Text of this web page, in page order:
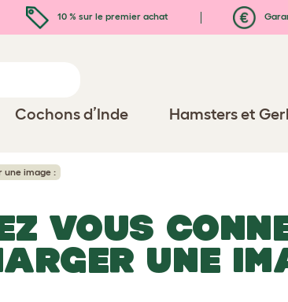
10 % sur le premier achat
Cochons d’Inde Hamsters et
une image :
VOUS
UNE